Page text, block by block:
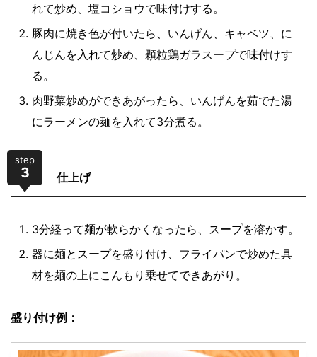
れて炒め、塩コショウで味付けする。
豚肉に焼き色が付いたら、いんげん、キャベツ、に
んじんを入れて炒め、顆粒鶏ガラスープで味付けす
る。
肉野菜炒めができあがったら、いんげんを茹でた湯
にラーメンの麺を入れて3分煮る。
step
3 仕上げ
3分経って麺が軟らかくなったら、スープを溶かす。
器に麺とスープを盛り付け、フライパンで炒めた具
材を麺の上にこんもり乗せてできあがり。
盛り付け例：